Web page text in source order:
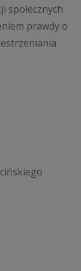
społecznych
prawdy o